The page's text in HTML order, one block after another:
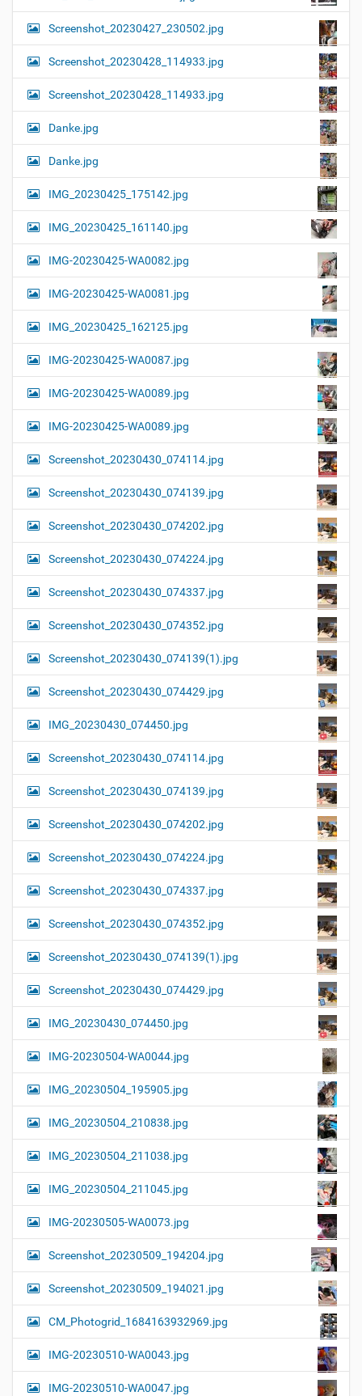
Screenshot_20230427_230502.jpg
Screenshot_20230428_114933.jpg
Screenshot_20230428_114933.jpg
Danke.jpg
Danke.jpg
IMG_20230425_175142.jpg
IMG_20230425_161140.jpg
IMG-20230425-WA0082.jpg
IMG-20230425-WA0081.jpg
IMG_20230425_162125.jpg
IMG-20230425-WA0087.jpg
IMG-20230425-WA0089.jpg
IMG-20230425-WA0089.jpg
Screenshot_20230430_074114.jpg
Screenshot_20230430_074139.jpg
Screenshot_20230430_074202.jpg
Screenshot_20230430_074224.jpg
Screenshot_20230430_074337.jpg
Screenshot_20230430_074352.jpg
Screenshot_20230430_074139(1).jpg
Screenshot_20230430_074429.jpg
IMG_20230430_074450.jpg
Screenshot_20230430_074114.jpg
Screenshot_20230430_074139.jpg
Screenshot_20230430_074202.jpg
Screenshot_20230430_074224.jpg
Screenshot_20230430_074337.jpg
Screenshot_20230430_074352.jpg
Screenshot_20230430_074139(1).jpg
Screenshot_20230430_074429.jpg
IMG_20230430_074450.jpg
IMG-20230504-WA0044.jpg
IMG_20230504_195905.jpg
IMG_20230504_210838.jpg
IMG_20230504_211038.jpg
IMG_20230504_211045.jpg
IMG-20230505-WA0073.jpg
Screenshot_20230509_194204.jpg
Screenshot_20230509_194021.jpg
CM_Photogrid_1684163932969.jpg
IMG-20230510-WA0043.jpg
IMG-20230510-WA0047.jpg